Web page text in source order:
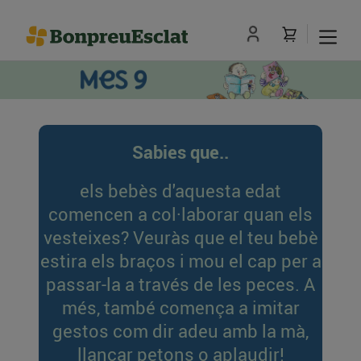
Sabies que..
els bebès d'aquesta edat
comencen a col·laborar quan els
vesteixes? Veuràs que el teu bebè
estira els braços i mou el cap per a
passar-la a través de les peces. A
més, també comença a imitar
gestos com dir adeu amb la mà,
llançar petons o aplaudir!